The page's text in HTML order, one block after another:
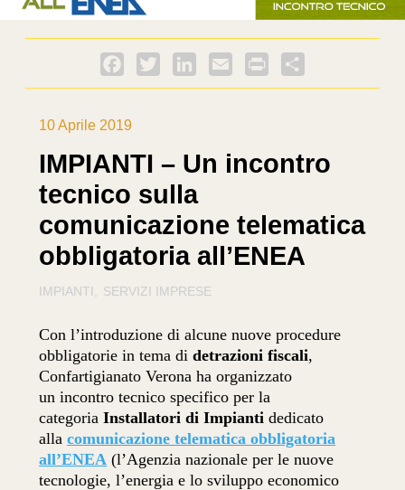
Facebook
Twitter LinkedInEmail PrintFriendly
10 Aprile 2019
IMPIANTI – Un incontro
tecnico sulla
comunicazione telematica
obbligatoria all’ENEA
IMPIANTI SERVIZI IMPRESE
Con l’introduzione di alcune nuove procedure
obbligatorie in tema didetrazioni fiscali,
Confartigianato Verona ha organizzato
un incontro tecnico specifico per la
categoriaInstallatori di Impianti dedicato
allacomunicazione telematica obbligatoria
all’ENEA (l’Agenzia nazionale per le nuove
tecnologie, l’energia e lo sviluppo economico